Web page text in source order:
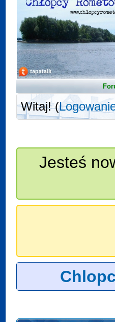
Witaj! (
Jesteś